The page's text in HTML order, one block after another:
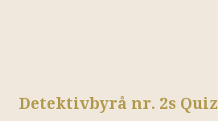
Detektivbyrå nr. 2s Quiz